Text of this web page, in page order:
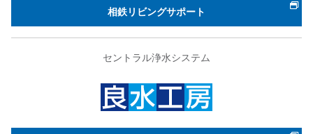
相鉄リビングサポート
セントラル浄水システム